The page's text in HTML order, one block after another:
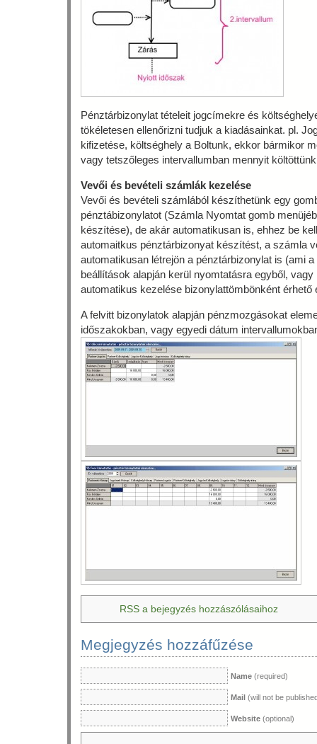
Pénztárbizonylat tételeit jogcímekre és
tökéletesen ellenőrizni tudjuk a kiadásainkat. pl.
kifizetése, költséghely a Boltunk, ekkor bármikor
vagy tetszőleges intervallumban mennyit
Vevői és bevételi számlák kezelése
Vevői és bevételi számlából készíthetünk egy
pénztábizonylatot (Számla Nyomtat gomb
készítése), de akár automatikusan is, ehhez be
automaitkus pénztárbizonyat készítést, a számla
automatikusan létrejön a pénztárbizonylat is (ami
beállítások alapján kerül nyomtatásra egyből,
automatikus kezelése bizonylattömbönként
A felvitt bizonylatok alapján pénzmozgásokat
időszakokban, vagy egyedi dátum
RSS a bejegyzés hozzászólásaihoz
Megjegyzés hozzáfűzése
Name (required)
Mail (will not be
Website (optional)